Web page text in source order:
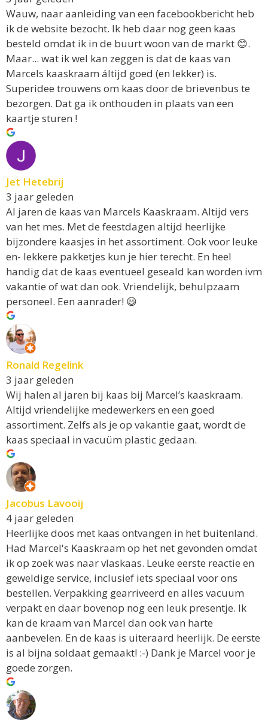
Wauw, naar aanleiding van een facebookbericht heb
ik de website bezocht. Ik heb daar nog geen kaas
besteld omdat ik in de buurt woon van de markt 😊.
Maar... wat ik wel kan zeggen is dat de kaas van
Marcels kaaskraam áltijd goed (en lekker) is.
Superidee trouwens om kaas door de brievenbus te
bezorgen. Dat ga ik onthouden in plaats van een
kaartje sturen !
Jet Hetebrij
3 jaar geleden
Al jaren de kaas van Marcels Kaaskraam. Altijd vers
van het mes. Met de feestdagen altijd heerlijke
bijzondere kaasjes in het assortiment. Ook voor leuke
en- lekkere pakketjes kun je hier terecht. En heel
handig dat de kaas eventueel geseald kan worden ivm
vakantie of wat dan ook. Vriendelijk, behulpzaam
personeel. Een aanrader! 😃
Ronald Regelink
3 jaar geleden
Wij halen al jaren bij kaas bij Marcel’s kaaskraam.
Altijd vriendelijke medewerkers en een goed
assortiment. Zelfs als je op vakantie gaat, wordt de
kaas speciaal in vacuüm plastic gedaan.
Jacobus Lavooij
4 jaar geleden
Heerlijke doos met kaas ontvangen in het buitenland.
Had Marcel's Kaaskraam op het net gevonden omdat
ik op zoek was naar vlaskaas. Leuke eerste reactie en
geweldige service, inclusief iets speciaal voor ons
bestellen. Verpakking gearriveerd en alles vacuum
verpakt en daar bovenop nog een leuk presentje. Ik
kan de kraam van Marcel dan ook van harte
aanbevelen. En de kaas is uiteraard heerlijk. De eerste
is al bijna soldaat gemaakt! :-) Dank je Marcel voor je
goede zorgen.